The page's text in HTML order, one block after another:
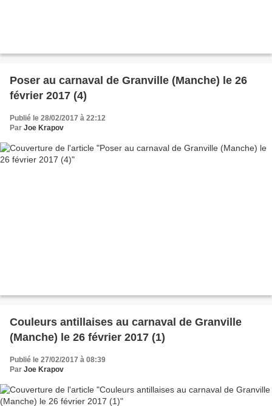
Poser au carnaval de Granville (Manche) le 26
février 2017 (4)
Publié le 28/02/2017 à 22:12
Par Joe Krapov
Couleurs antillaises au carnaval de Granville
(Manche) le 26 février 2017 (1)
Publié le 27/02/2017 à 08:39
Par Joe Krapov